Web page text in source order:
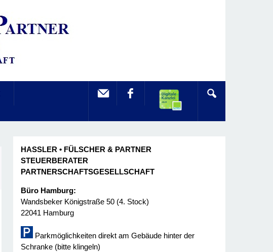
HASSLER • FÜLSCHER & PARTNER
STEUERBERATER
PARTNERSCHAFTSGESELLSCHAFT
Büro Hamburg:
Wandsbeker Königstraße 50 (4. Stock)
22041 Hamburg
Parkmöglichkeiten direkt am Gebäude hinter der
Schranke (bitte klingeln)